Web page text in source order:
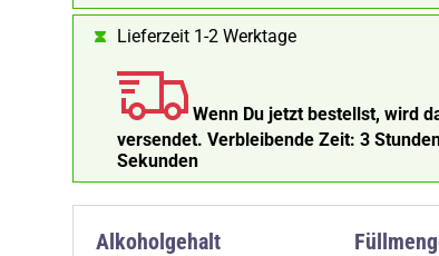
Lieferzeit 1-2 Werktage
Wenn Du jetzt bestellst, wird
versendet. Verbleibende Zeit: 3
Sekunden
Alkoholgehalt